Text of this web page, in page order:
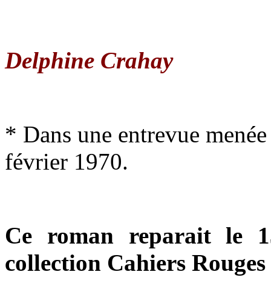
Delphine Crahay
* Dans une entrevue
février 1970.
Ce roman reparait le
collection Cahiers Rouges